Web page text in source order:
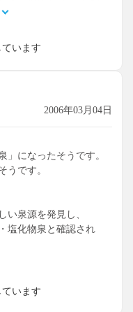
る。湯質を求めて行か
態を確認された方が良
れてみようと思う良宿
います
2006年03月04日
」になったそうです。
うです。
い泉源を発見し、
塩化物泉と確認され
います